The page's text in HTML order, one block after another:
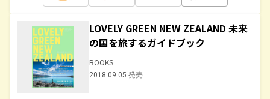
LOVELY GREEN NEW ZEALAND 未来
の国を旅するガイドブック
BOOKS
2018.09.05 発売